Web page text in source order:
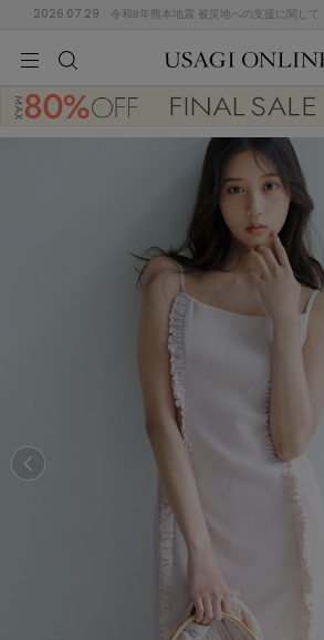
2026.07.29 令和8年熊本地震 被災地への支援に関して
(684)
F G
L N
S T
Z
ACYM
アシーム
adidas by Stella McCartney
アディダス バイ ステラマッカートニー